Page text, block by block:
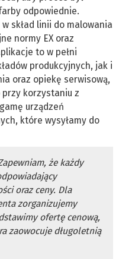
odpowiednie.
skład linii do malowania
normy EX oraz
to w pełni
produkcyjnych, jak i
oraz opiekę serwisową,
korzystaniu z
urządzeń
które wysyłamy do
że każdy
oraz ceny. Dla
zorganizujemy
ofertę cenową,
zaowocuje długoletnią